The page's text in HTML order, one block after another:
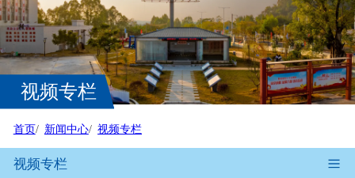
视频专栏
首页 新闻中心 视频专栏
视频专栏